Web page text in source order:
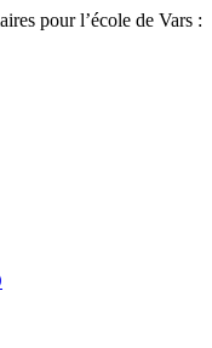
pour l’école de Vars :